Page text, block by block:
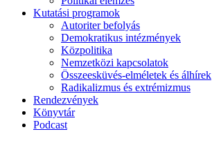
Kutatási programok
Autoriter befolyás
Demokratikus intézmények
Közpolitika
Nemzetközi kapcsolatok
Összeesküvés-elméletek és álhírek
Radikalizmus és extrémizmus
Rendezvények
Könyvtár
Podcast